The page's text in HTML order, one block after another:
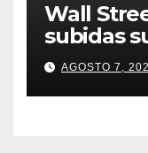
Wall
subidas
alcista
AGOSTO 7,